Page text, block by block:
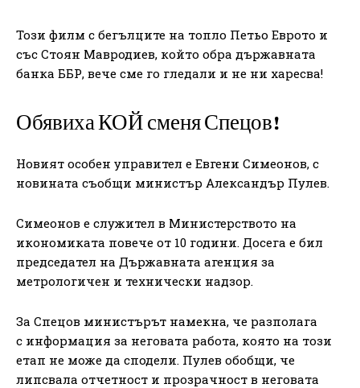
Този филм с бегълците на топло Петьо Еврото и
със Стоян Мавродиев, който обра държавната
банка ББР, вече сме го гледали и не ни харесва!
Обявиха КОЙ сменя Спецов!
Новият особен управител е Евгени Симеонов, с
новината съобщи министър Александър Пулев.
Симеонов е служител в Министерството на
икономиката повече от 10 години. Досега е бил
председател на Държавната агенция за
метрологичен и технически надзор.
За Спецов министърът намекна, че разполага
с информация за неговата работа, която на този
етап не може да сподели. Пулев обобщи, че
липсвала отчетност и прозрачност в неговата